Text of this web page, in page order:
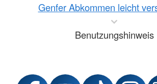
Genfer Abkommen leicht
Benutzungshinweis